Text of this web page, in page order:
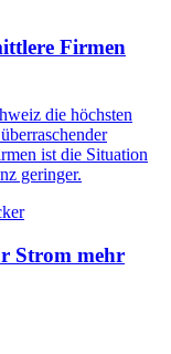
Firmen
die höchsten
ist die Situation
geringer.
Strom mehr